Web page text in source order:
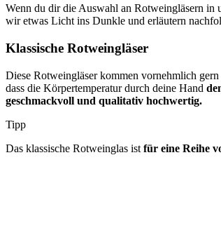
Wenn du dir die Auswahl an Rotweingläsern in
wir etwas Licht ins Dunkle und erläutern
Klassische Rotweingläser
Diese Rotweingläser kommen vornehmlich gern
dass die Körpertemperatur durch deine Hand
geschmackvoll und qualitativ hochwertig.
Tipp
Das klassische Rotweinglas ist für eine Reihe